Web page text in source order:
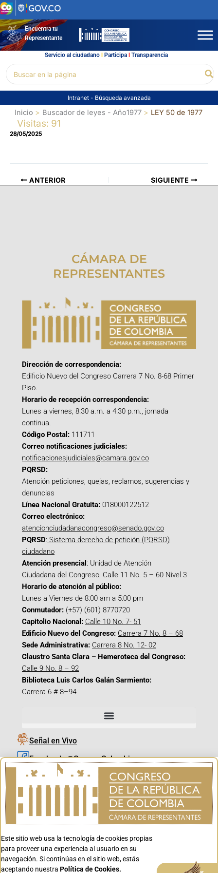
Ir
al
contenidoEncuentra tu
Representante
Servicio al ciudadano l Participal Transparencia
por:
Intranet - Búsqueda avanzada
Inicio Buscador de leyes - Año1977 LEY 50 de 1977
Visitas: 91
28/05/2025
ANTERIOR SIGUIENTE
CÁMARA DE
REPRESENTANTES
Dirección de correspondencia:
Edificio Nuevo del Congreso Carrera 7 No. 8-68 Primer
Piso.
Horario de recepción correspondencia:
Lunes a viernes, 8:30 a.m. a 4:30 p.m., jornada
continua.
Código Postal: 111711
Correo notificaciones judiciales:
notificacionesjudiciales@camara.gov.co
PQRSD:
Atención peticiones, quejas, reclamos, sugerencias y
denuncias
Línea Nacional Gratuita: 018000122512
Correo electrónico:
atencionciudadanacongreso@senado.gov.co
PQRSD: Sistema derecho de petición (PQRSD)
ciudadano
Atención presencial : Unidad de Atención
Ciudadana del Congreso, Calle 11 No. 5 – 60 Nivel 3
Horario de atención al público:
Lunes a Viernes de 8:00 am a 5:00 pm
Conmutador: (+57) (601) 8770720
Capitolio Nacional: Calle 10 No. 7- 51
Edificio Nuevo del Congreso: Carrera 7 No. 8 – 68
Sede Administrativa: Carrera 8 No. 12- 02
Claustro Santa Clara – Hemeroteca del Congreso:
Calle 9 No. 8 – 92
Biblioteca Luis Carlos Galán Sarmiento:
Carrera 6 # 8–94
Señal en Vivo
Facebook_@CamaraColombia
Instagram_@CamaraColombia
X_@CamaraColombia
Youtube_@CamaraColombia
Youtube_@CanalCongreso
Este sitio web usa la tecnología de cookies propias
para proveer una experiencia al usuario en su
navegación. Si continúas en el sitio web, estás
aceptando nuestra Política de Cookies. Aceptar